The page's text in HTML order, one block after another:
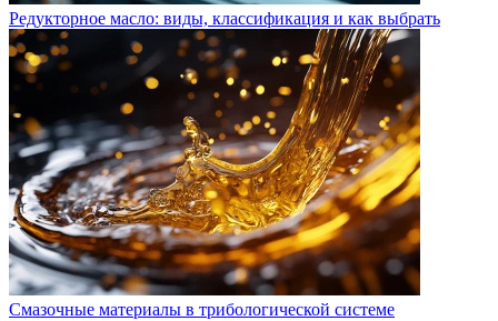
Редукторное масло: виды, классификация и как выбрать
Смазочные материалы в трибологической системе